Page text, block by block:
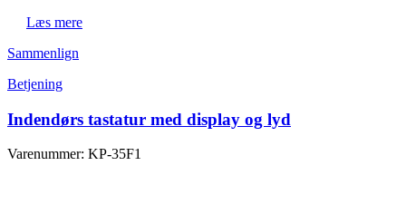
Læs mere
Sammenlign
Betjening
Indendørs tastatur med display og lyd
Varenummer: KP-35F1